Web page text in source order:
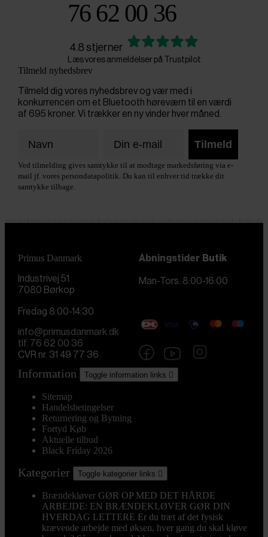
76 62 00 36
4.8 stjerner
Læs vores anmeldelser på Trustpilot
Tilmeld nyhedsbrev
Tilmeld dig vores nyhedsbrev og vær med i
konkurrencen om et Bluetooth høreværn til en værdi
af 695 kroner. Vi trækker en ny vinder hver måned.
Tilmeld
Ved tilmelding gives samtykke til at modtage markedsføring via e-
mail jf. vores persondatapolitik. Du kan til enhver tid trække dit
samtykke tilbage.
Primus Danmark
Industrivej 51
7080 Børkop
Åbningstider Butik
Man-Tors. 8:00-16:00
Fredag 8:00-14:30
info@primusdanmark.dk
tlf. 76 62 00 36
CVR nr. 31 49 77 36
Information Toggle information links 
Sitemap
Handelsbetingelser
Returnering og Bytning
Fortyd Køb
Aktuelle tilbud
Black Friday 2026
Kategorier Toggle kategorier links 
Brændekløver GØR OP MED DET HÅRDE
ARBEJDE: EN BRÆNDEKLØVER GØR DIN
HVERDAG LETTERE Er du træt af det fysisk
krævende arbejde med øksen, hver gang du skal kløve